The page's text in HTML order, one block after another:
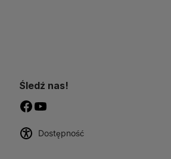
Śledź nas!
Dostępność